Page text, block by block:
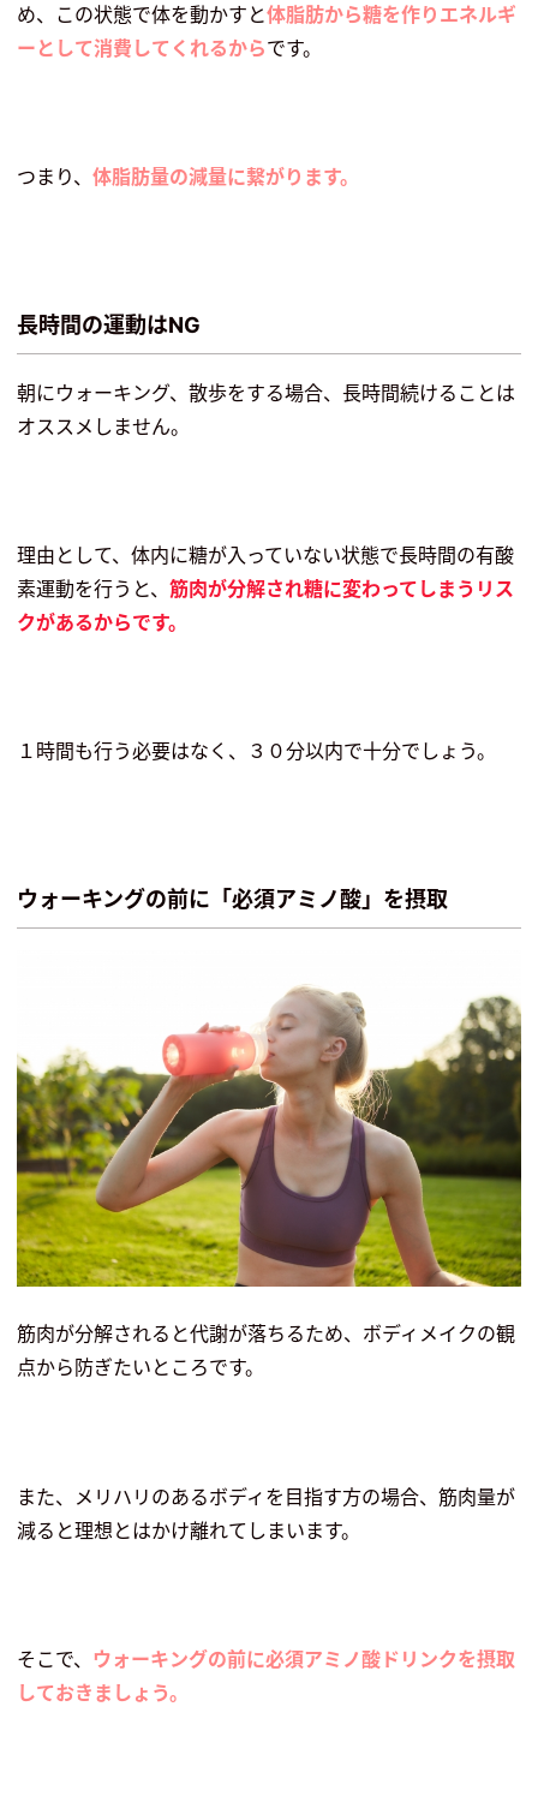
め、この状態で体を動かすと体脂肪から糖を作りエネルギ
ーとして消費してくれるからです。
つまり、 体脂肪量の減量に繋がります。
長時間の運動はNG
朝にウォーキング、散歩をする場合、長時間続けることは
オススメしません。
理由として、体内に糖が入っていない状態で長時間の有酸
素運動を行うと、 筋肉が分解され糖に変わってしまうリス
クがあるからです。
１時間も行う必要はなく、３０分以内で十分でしょう。
ウォーキングの前に「必須アミノ酸」を摂取
筋肉が分解されると代謝が落ちるため、ボディメイクの観
点から防ぎたいところです。
また、メリハリのあるボディを目指す方の場合、筋肉量が
減ると理想とはかけ離れてしまいます。
そこで、 ウォーキングの前に必須アミノ酸ドリンクを摂取
しておきましょう。